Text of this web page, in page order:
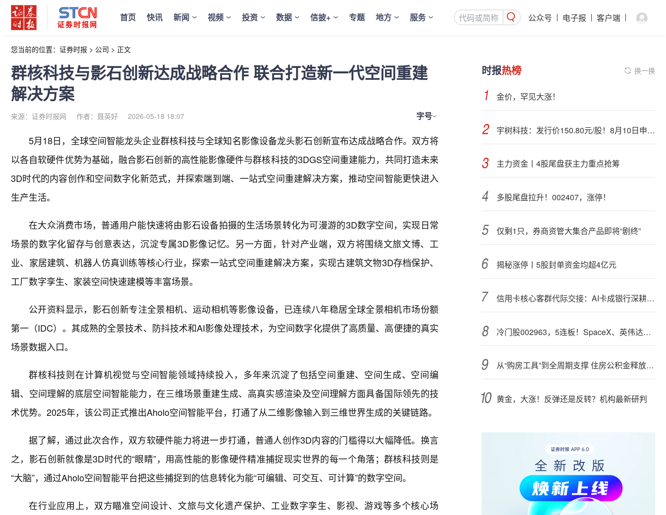
首页 快讯 新闻 视频 投资 数据 信披+ 专题 地方 服务 公众号 电子报 客户端
您当前的位置： 证券时报 > 公司 > 正文
群核科技与影石创新达成战略合作 联合打造新一代空间重建
解决方案
来源：证券时报网 作者：聂英好 2026-05-18 18:07 字号
5月18日，全球空间智能龙头企业群核科技与全球知名影像设备龙头影石创新宣布达成战略合作。双方将
以各自软硬件优势为基础，融合影石创新的高性能影像硬件与群核科技的3DGS空间重建能力，共同打造未来
3D时代的内容创作和空间数字化新范式，并探索端到端、一站式空间重建解决方案，推动空间智能更快进入
生产生活。
在大众消费市场，普通用户能快速将由影石设备拍摄的生活场景转化为可漫游的3D数字空间，实现日常
场景的数字化留存与创意表达，沉淀专属3D影像记忆。另一方面，针对产业端，双方将围绕文旅文博、工
业、家居建筑、机器人仿真训练等核心行业，探索一站式空间重建解决方案，实现古建筑文物3D存档保护、
工厂数字孪生、家装空间快速建模等丰富场景。
公开资料显示，影石创新专注全景相机、运动相机等影像设备，已连续八年稳居全球全景相机市场份额
第一（IDC）。其成熟的全景技术、防抖技术和AI影像处理技术，为空间数字化提供了高质量、高便捷的真实
场景数据入口。
群核科技则在计算机视觉与空间智能领域持续投入，多年来沉淀了包括空间重建、空间生成、空间编
辑、空间理解的底层空间智能能力，在三维场景重建生成、高真实感渲染及空间理解方面具备国际领先的技
术优势。2025年，该公司正式推出Aholo空间智能平台，打通了从二维影像输入到三维世界生成的关键链路。
据了解，通过此次合作，双方软硬件能力将进一步打通，普通人创作3D内容的门槛得以大幅降低。换言
之，影石创新就像是3D时代的“眼睛”，用高性能的影像硬件精准捕捉现实世界的每一个角落；群核科技则是
“大脑”，通过Aholo空间智能平台把这些捕捉到的信息转化为能“可编辑、可交互、可计算”的数字空间。
在行业应用上，双方瞄准空间设计、文旅与文化遗产保护、工业数字孪生、影视、游戏等多个核心场
时报热榜 换一换
金价，罕见大涨！
宇树科技：发行价150.80元/股！8月10日申购，DeepSeek参与战略配售
主力资金丨4股尾盘获主力重点抢筹
多股尾盘拉升！002407，涨停！
仅剩1只，券商资管大集合产品即将“剧终”
揭秘涨停丨5股封单资金均超4亿元
信用卡核心客群代际交接：AI卡成银行深耕“新世代”首块试验田
冷门股002963，5连板！SpaceX、英伟达联手，入局太空算力（附股）
从“购房工具”到全周期支撑 住房公积金释放更大能量
黄金，大涨！反弹还是反转？机构最新研判